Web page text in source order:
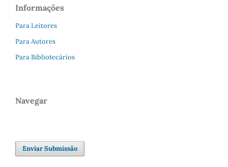
Informações
Para Leitores
Para Autores
Para Bibliotecários
Navegar
Enviar Submissão